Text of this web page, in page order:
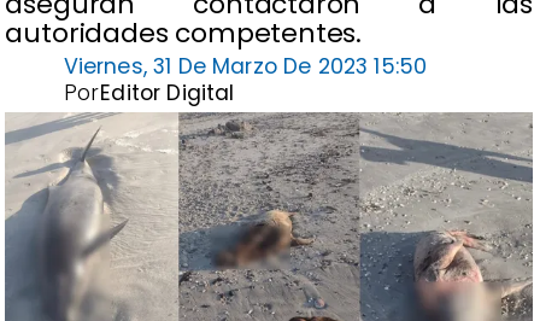
autoridades competentes.
Viernes, 31 De Marzo De 2023 15:50
Editor Digital
Por